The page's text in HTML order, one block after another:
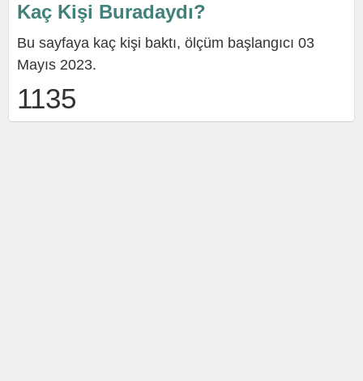
Kaç Kişi Buradaydı?
Bu sayfaya kaç kişi baktı, ölçüm başlangıcı 03
Mayıs 2023.
1135